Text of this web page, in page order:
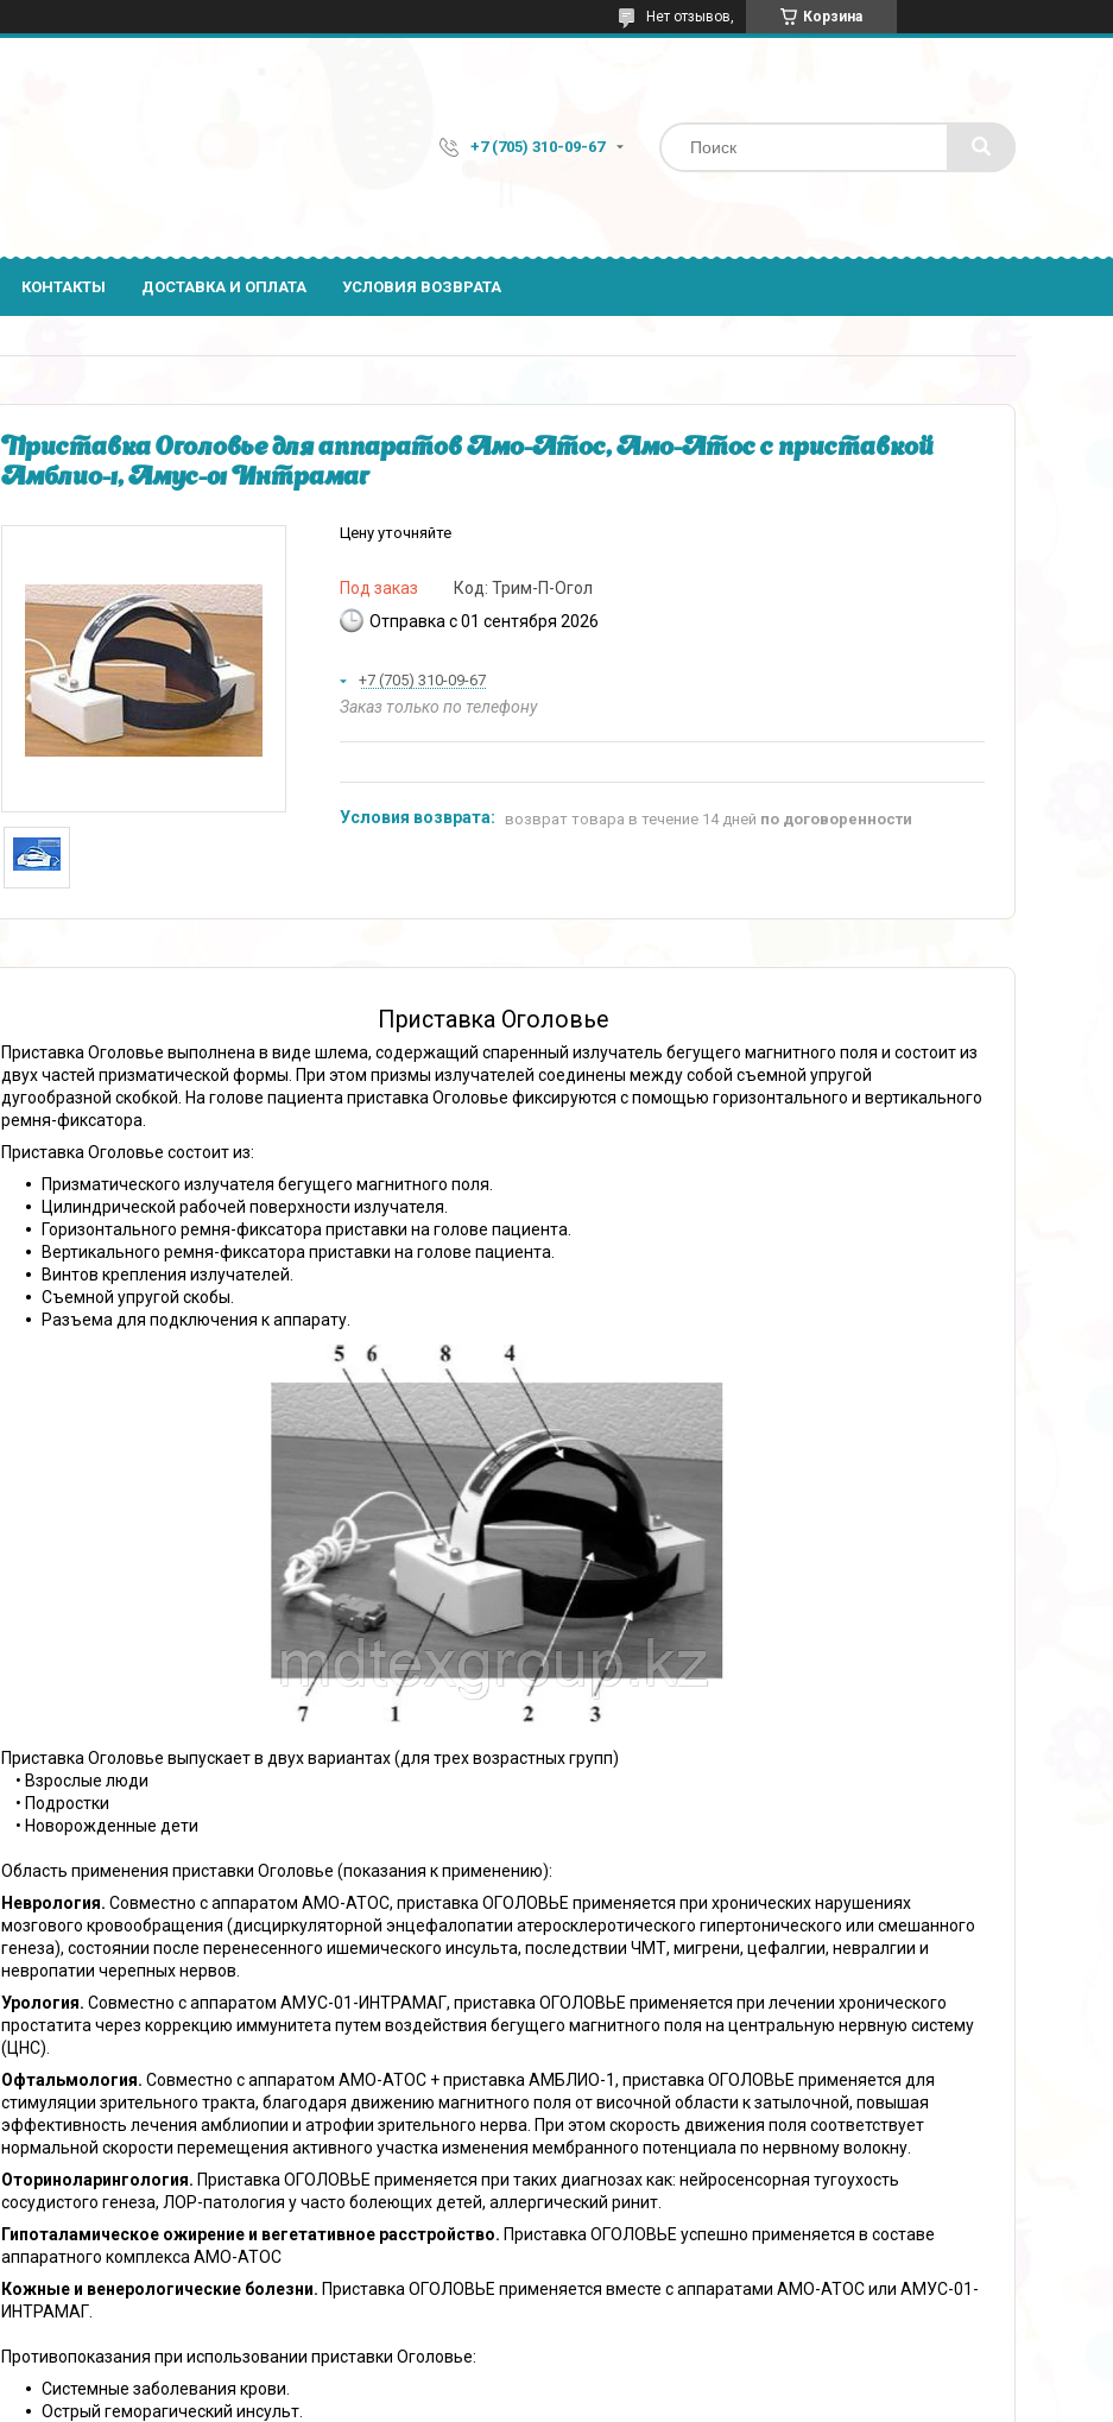
Корзина
Нет отзывов,
+7 (705) 310-09-67
КОНТАКТЫ ДОСТАВКА И ОПЛАТА УСЛОВИЯ ВОЗВРАТА
Приставка Оголовье для аппаратов Амо-Атос, Амо-Атос с приставкой
Амблио-1, Амус-01 Интрамаг
Цену уточняйте
Под заказ Код: Трим-П-Огол
Отправка с 01 сентября 2026
+7 (705) 310-09-67
Заказ только по телефону
возврат товара в течение 14 дней по договоренности
Приставка Оголовье
Приставка Оголовье выполнена в виде шлема, содержащий спаренный излучатель бегущего магнитного поля и состоит из
двух частей призматической формы. При этом призмы излучателей соединены между собой съемной упругой
дугообразной скобкой. На голове пациента приставка Оголовье фиксируются с помощью горизонтального и вертикального
ремня-фиксатора.
Приставка Оголовье состоит из:
Призматического излучателя бегущего магнитного поля.
Цилиндрической рабочей поверхности излучателя.
Горизонтального ремня-фиксатора приставки на голове пациента.
Вертикального ремня-фиксатора приставки на голове пациента.
Винтов крепления излучателей.
Съемной упругой скобы.
Разъема для подключения к аппарату.
Приставка Оголовье выпускает в двух вариантах (для трех возрастных групп)
• Взрослые люди
• Подростки
• Новорожденные дети
Область применения приставки Оголовье (показания к применению):
Неврология. Совместно с аппаратом АМО-АТОС, приставка ОГОЛОВЬЕ применяется при хронических нарушениях
мозгового кровообращения (дисциркуляторной энцефалопатии атеросклеротического гипертонического или смешанного
генеза), состоянии после перенесенного ишемического инсульта, последствии ЧМТ, мигрени, цефалгии, невралгии и
невропатии черепных нервов.
Урология. Совместно с аппаратом АМУС-01-ИНТРАМАГ, приставка ОГОЛОВЬЕ применяется при лечении хронического
простатита через коррекцию иммунитета путем воздействия бегущего магнитного поля на центральную нервную систему
(ЦНС).
Офтальмология. Совместно с аппаратом АМО-АТОС + приставка АМБЛИО-1, приставка ОГОЛОВЬЕ применяется для
стимуляции зрительного тракта, благодаря движению магнитного поля от височной области к затылочной, повышая
эффективность лечения амблиопии и атрофии зрительного нерва. При этом скорость движения поля соответствует
нормальной скорости перемещения активного участка изменения мембранного потенциала по нервному волокну.
Оториноларингология. Приставка ОГОЛОВЬЕ применяется при таких диагнозах как: нейросенсорная тугоухость
сосудистого генеза, ЛОР-патология у часто болеющих детей, аллергический ринит.
Гипоталамическое ожирение и вегетативное расстройство. Приставка ОГОЛОВЬЕ успешно применяется в составе
аппаратного комплекса АМО-АТОС
Кожные и венерологические болезни. Приставка ОГОЛОВЬЕ применяется вместе с аппаратами АМО-АТОС или АМУС-01-
ИНТРАМАГ.
Противопоказания при использовании приставки Оголовье:
Системные заболевания крови.
Острый геморагический инсульт.